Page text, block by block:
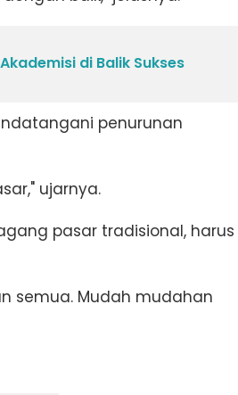
di Balik Sukses
penurunan
ujarnya.
pasar tradisional, harus
semua. Mudah mudahan